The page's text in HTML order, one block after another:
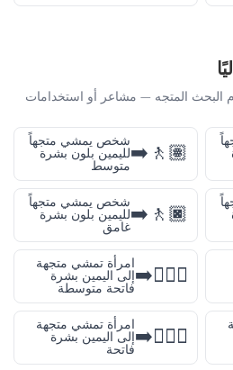
البحث المتجه — مشاعر أو استخدامات
🚶🏽‍➡️
شخص يمشي متجهاً
لليمين بلون بشرة
متوسط
🚶🏿‍➡️
شخص يمشي متجهاً
لليمين بلون بشرة
غامق
🚶🏼‍♀️‍➡️
امرأة تمشي متجهة
إلى اليمين بشرة
فاتحة متوسطة
🚶🏻‍♀️‍➡️
امرأة تمشي متجهة
إلى اليمين بشرة
فاتحة